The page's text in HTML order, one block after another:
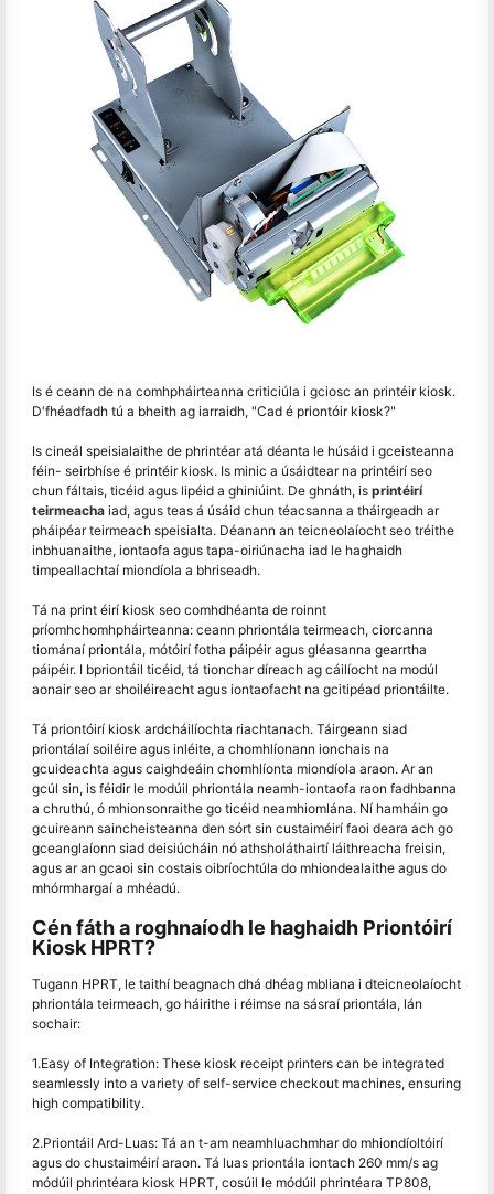
Is é ceann de na comhpháirteanna criticiúla i gciosc an printéir kiosk.
D'fhéadfadh tú a bheith ag iarraidh, "Cad é priontóir kiosk?"
Is cineál speisialaithe de phrintéar atá déanta le húsáid i gceisteanna
féin- seirbhíse é printéir kiosk. Is minic a úsáidtear na printéirí seo
chun fáltais, ticéid agus lipéid a ghiniúint. De ghnáth, is printéirí
teirmeacha iad, agus teas á úsáid chun téacsanna a tháirgeadh ar
pháipéar teirmeach speisialta. Déanann an teicneolaíocht seo tréithe
inbhuanaithe, iontaofa agus tapa-oiriúnacha iad le haghaidh
timpeallachtaí miondíola a bhriseadh.
Tá na print éirí kiosk seo comhdhéanta de roinnt
príomhchomhpháirteanna: ceann phriontála teirmeach, ciorcanna
tiománaí priontála, mótóirí fotha páipéir agus gléasanna gearrtha
páipéir. I bpriontáil ticéid, tá tionchar díreach ag cáilíocht na modúl
aonair seo ar shoiléireacht agus iontaofacht na gcitipéad priontáilte.
Tá priontóirí kiosk ardcháilíochta riachtanach. Táirgeann siad
priontálaí soiléire agus inléite, a chomhlíonann ionchais na
gcuideachta agus caighdeáin chomhlíonta miondíola araon. Ar an
gcúl sin, is féidir le modúil phriontála neamh-iontaofa raon fadhbanna
a chruthú, ó mhionsonraithe go ticéid neamhiomlána. Ní hamháin go
gcuireann saincheisteanna den sórt sin custaiméirí faoi deara ach go
gceanglaíonn siad deisiúcháin nó athsholáthairtí láithreacha freisin,
agus ar an gcaoi sin costais oibríochtúla do mhiondealaithe agus do
mhórmhargaí a mhéadú.
Cén fáth a roghnaíodh le haghaidh Priontóirí
Kiosk HPRT?
Tugann HPRT, le taithí beagnach dhá dhéag mbliana i dteicneolaíocht
phriontála teirmeach, go háirithe i réimse na sásraí priontála, lán
sochair:
1.Easy of Integration: These kiosk receipt printers can be integrated
seamlessly into a variety of self-service checkout machines, ensuring
high compatibility.
2.Priontáil Ard-Luas: Tá an t-am neamhluachmhar do mhiondíoltóirí
agus do chustaiméirí araon. Tá luas priontála iontach 260 mm/s ag
módúil phrintéara kiosk HPRT, cosúil le módúil phrintéara TP808,